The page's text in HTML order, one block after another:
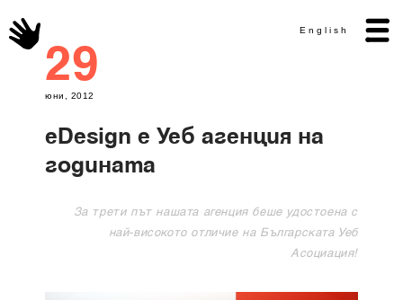
English
29
юни, 2012
eDesign е Уеб aгенция на
годината
За трети път нашата агенция беше удостоена с
най-високото отличие на Българската Уеб
Асоциация!